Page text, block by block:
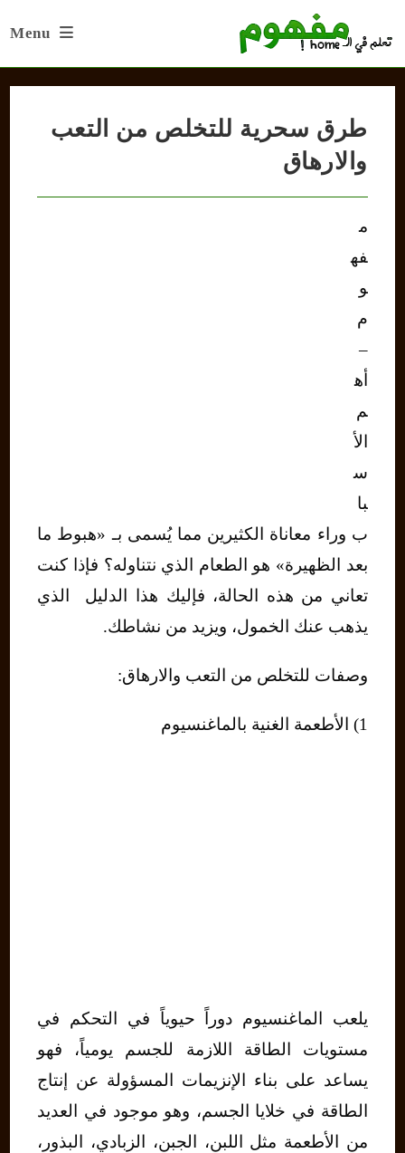
Menu
طرق سحرية للتخلص من التعب
والارهاق
م
فه
و
م
–
أه
م
الأ
س
با
ب وراء معاناة الكثيرين مما يُسمى بـ «هبوط ما
بعد الظهيرة» هو الطعام الذي نتناوله؟ فإذا كنت
تعاني من هذه الحالة، فإليك هذا الدليل الذي
يذهب عنك الخمول، ويزيد من نشاطك.
وصفات للتخلص من التعب والارهاق:
1) الأطعمة الغنية بالماغنسيوم
يلعب الماغنسيوم دوراً حيوياً في التحكم في
مستويات الطاقة اللازمة للجسم يومياً، فهو
يساعد على بناء الإنزيمات المسؤولة عن إنتاج
الطاقة في خلايا الجسم، وهو موجود في العديد
من الأطعمة مثل اللبن، الجبن، الزبادي، البذور،